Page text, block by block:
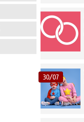
30/07